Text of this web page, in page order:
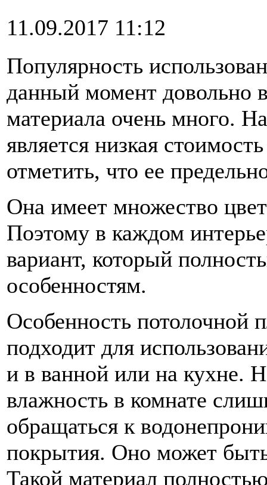
11.09.2017 11:12
Популярность
данный момент довольно
материала очень много.
является низкая
отметить, что ее
Она имеет множество
Поэтому в каждом
вариант, который
особенностям.
Особенность потолочной
подходит для
и в ванной или на кухне.
влажность в комнате
обращаться к
покрытия. Оно может
Такой материал